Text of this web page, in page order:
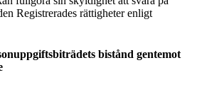
Registrerades rättigheter enligt
bistånd gentemot